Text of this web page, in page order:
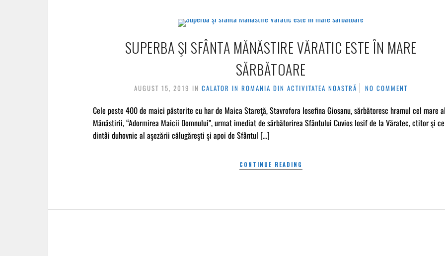
SUPERBA ŞI SFÂNTA MĂNĂSTIRE VĂRATIC ESTE ÎN MARE
SĂRBĂTOARE
AUGUST 15, 2019 IN CALATOR IN ROMANIA DIN ACTIVITATEA NOASTRĂ NO COMMENT
Cele peste 400 de maici păstorite cu har de Maica Stareţă, Stavrofora Iosefina Giosanu, sărbătoresc hramul cel mare
Mănăstirii, “Adormirea Maicii Domnului”, urmat imediat de sărbătorirea Sfântului Cuvios Iosif de la Văratec, ctitor şi
dintâi duhovnic al aşezării călugăreşti şi apoi de Sfântul […]
CONTINUE READING